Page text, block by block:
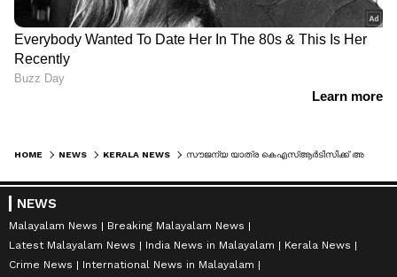
HOME NEWS KERALA NEWS
NEWS
Malayalam News
Breaking Malayalam News
Latest Malayalam News
India News in Malayalam
Kerala News
Crime News
International News in Malayalam